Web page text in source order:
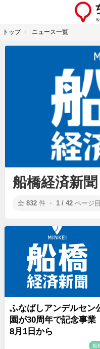
トップ ニュース一覧
船橋経済新
全 832 件 ・ 1 / 42 ページ目
ふなばしアンデルセン
園が30周年で記念事業
8月1日から
船